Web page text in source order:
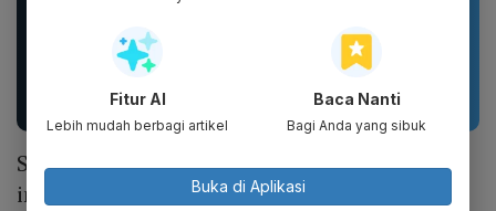
DXPRO - Jersey Reguler
HUT RI Kemerdekaan
Indonesia Collection
Basic Package -
Puragen hybrid-XT ( 5
ITEM ) - DAVIENA
SKINCARE
Saham-saham yang banyak dijual oleh
investor asing :
Fitur AI
Lebih mudah berbagi artikel
Baca Nanti
Bagi Anda yang sibuk
Buka di Aplikasi